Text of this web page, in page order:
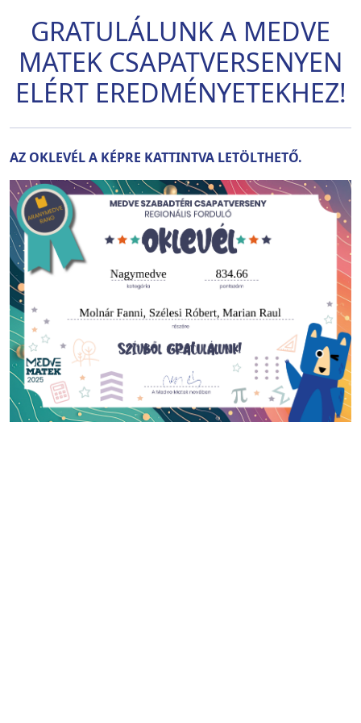
GRATULÁLUNK A MEDVE
MATEK CSAPATVERSENYEN
ELÉRT EREDMÉNYETEKHEZ!
AZ OKLEVÉL A KÉPRE KATTINTVA LETÖLTHETŐ.